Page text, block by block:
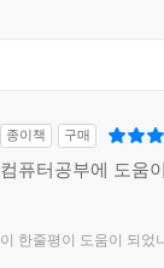
종이책 구매
컴퓨터공부에 도움
이 한줄평이 도움이 되었